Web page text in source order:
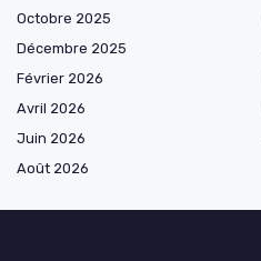
Octobre 2025
Décembre 2025
Février 2026
Avril 2026
Juin 2026
Août 2026